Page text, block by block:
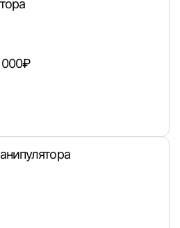
кабинет
и оставлять отклики
000₽